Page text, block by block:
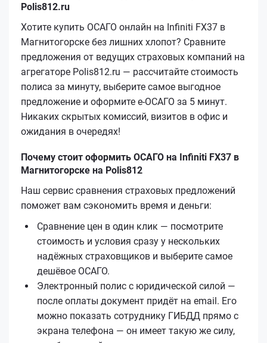
Polis812.ru
Хотите купить ОСАГО онлайн на Infiniti FX37 в
Магнитогорске без лишних хлопот? Сравните
предложения от ведущих страховых компаний на
агрегаторе Polis812.ru — рассчитайте стоимость
полиса за минуту, выберите самое выгодное
предложение и оформите е‑ОСАГО за 5 минут.
Никаких скрытых комиссий, визитов в офис и
ожидания в очередях!
Почему стоит оформить ОСАГО на Infiniti FX37 в
Магнитогорске на Polis812
Наш сервис сравнения страховых предложений
поможет вам сэкономить время и деньги:
Сравнение цен в один клик — посмотрите
стоимость и условия сразу у нескольких
надёжных страховщиков и выберите самое
дешёвое ОСАГО.
Электронный полис с юридической силой —
после оплаты документ придёт на email. Его
можно показать сотруднику ГИБДД прямо с
экрана телефона — он имеет такую же силу,